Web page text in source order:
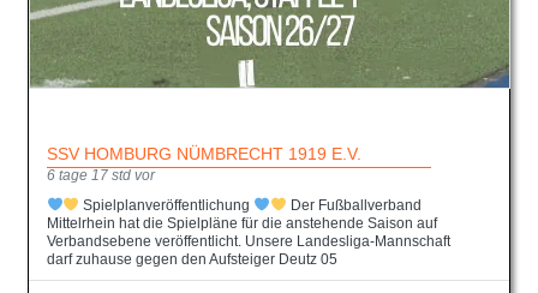
SSV HOMBURG NÜMBRECHT 1919 E.V.
6 tage 17 std vor
Spielplanveröffentlichung
Der Fußballverband
Mittelrhein hat die Spielpläne für die anstehende Saison auf
Verbandsebene veröffentlicht. Unsere Landesliga-Mannschaft
darf zuhause gegen den Aufsteiger Deutz 05